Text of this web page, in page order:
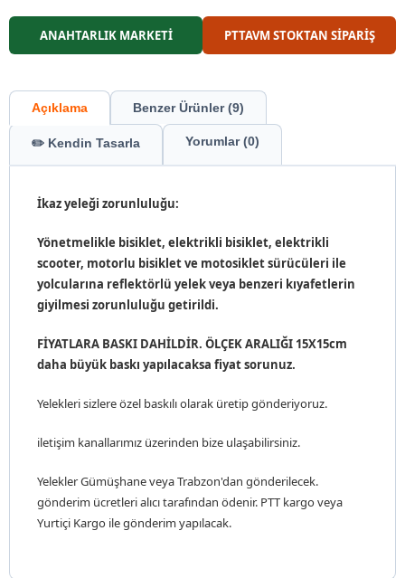
ANAHTARLIK MARKETİ PTTAVM STOKTAN SİPARİŞ
Açıklama Benzer Ürünler (9)
✏️ Kendin Tasarla Yorumlar (0)
İkaz yeleği zorunluluğu:
Yönetmelikle bisiklet, elektrikli bisiklet, elektrikli
scooter, motorlu bisiklet ve motosiklet sürücüleri ile
yolcularına reflektörlü yelek veya benzeri kıyafetlerin
giyilmesi zorunluluğu getirildi.
FİYATLARA BASKI DAHİLDİR. ÖLÇEK ARALIĞI 15X15cm
daha büyük baskı yapılacaksa fiyat sorunuz.
Yelekleri sizlere özel baskılı olarak üretip gönderiyoruz.
iletişim kanallarımız üzerinden bize ulaşabilirsiniz.
Yelekler Gümüşhane veya Trabzon'dan gönderilecek.
gönderim ücretleri alıcı tarafından ödenir. PTT kargo veya
Yurtiçi Kargo ile gönderim yapılacak.